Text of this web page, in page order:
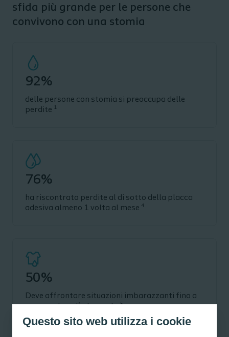
Questo sito web utilizza i cookie
sfida più grande per le persone che
convivono con una stomia
92%
delle persone con stomia si preoccupa delle
perdite 1
76%
ha riscontrato perdite al di sotto della placca
adesiva almeno 1 volta al mese 4
50%
Deve affrontare situazioni imbarazzanti fino a
un anno dopo l'intervento5